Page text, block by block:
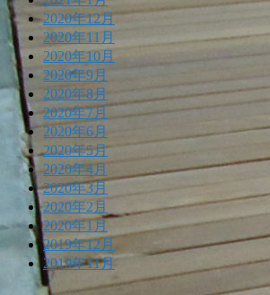
2020年12月
2020年11月
2020年10月
2020年9月
2020年8月
2020年7月
2020年6月
2020年5月
2020年4月
2020年3月
2020年2月
2020年1月
2019年12月
2019年11月